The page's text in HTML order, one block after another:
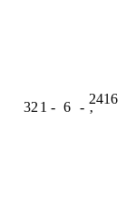
32 1 - 6 -
2416
ʼ